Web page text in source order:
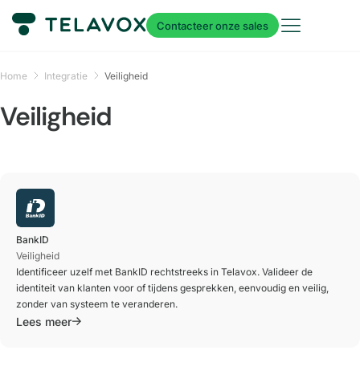
Contacteer onze sales
Home Integratie Veiligheid
Veiligheid
BankID
Veiligheid
Identificeer uzelf met BankID rechtstreeks in Telavox. Valideer de
identiteit van klanten voor of tijdens gesprekken, eenvoudig en veilig,
zonder van systeem te veranderen.
Lees meer